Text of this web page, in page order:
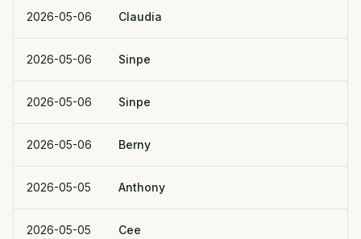
2026-05-06 Claudia
2026-05-06 Sinpe
2026-05-06 Sinpe
2026-05-06 Berny
2026-05-05 Anthony
2026-05-05 Cee